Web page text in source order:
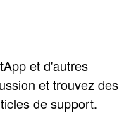
et d'autres
et trouvez des
de support.